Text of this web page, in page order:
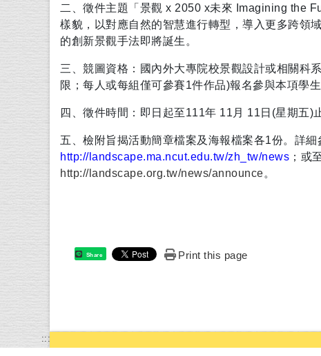
二、徵件主題「景觀 x 2050 x未來 Imagining the
樣貌，以對應自然的智慧進行轉型，導入更多跨領
的創新景觀手法即將誕生。
三、競圖資格：國內外大專院校景觀設計或相關科
限；每人或每組僅可參賽1件作品)報名參與本項學生
四、徵件時間：即日起至111年 11月 11日(星期五)
五、檢附旨揭活動簡章檔案及海報檔案各1份。詳
http://landscape.ma.ncut.edu.tw/zh_tw/news ； 或
http://landscape.org.tw/news/announce。
Share Print this page
:::